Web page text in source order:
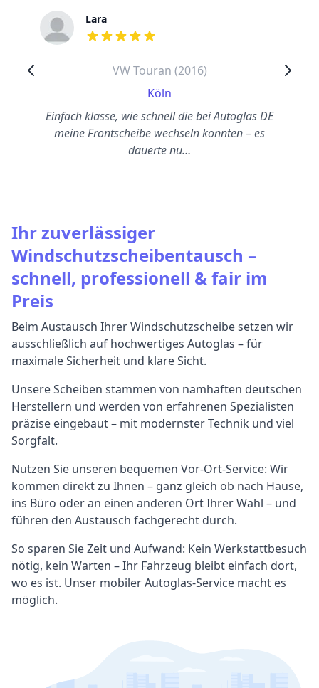
Lara
out of 5 stars
VW Touran (2016)
Köln
Einfach klasse, wie schnell die bei Autoglas DE
meine Frontscheibe wechseln konnten – es
dauerte nu…
Ihr zuverlässiger
Windschutzscheibentausch –
schnell, professionell & fair im
Preis
Beim Austausch Ihrer Windschutzscheibe setzen wir
ausschließlich auf hochwertiges Autoglas – für
maximale Sicherheit und klare Sicht.
Unsere Scheiben stammen von namhaften deutschen
Herstellern und werden von erfahrenen Spezialisten
präzise eingebaut – mit modernster Technik und viel
Sorgfalt.
Nutzen Sie unseren bequemen Vor-Ort-Service: Wir
kommen direkt zu Ihnen – ganz gleich ob nach Hause,
ins Büro oder an einen anderen Ort Ihrer Wahl – und
führen den Austausch fachgerecht durch.
So sparen Sie Zeit und Aufwand: Kein Werkstattbesuch
nötig, kein Warten – Ihr Fahrzeug bleibt einfach dort,
wo es ist. Unser mobiler Autoglas-Service macht es
möglich.